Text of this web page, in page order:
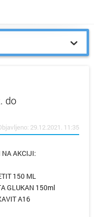
do
29.12.2021. 11:35
NA AKCIJI:
150 ML
GLUKAN 150ml
A16